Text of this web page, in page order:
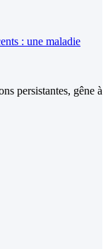
: une maladie
persistantes, gêne à